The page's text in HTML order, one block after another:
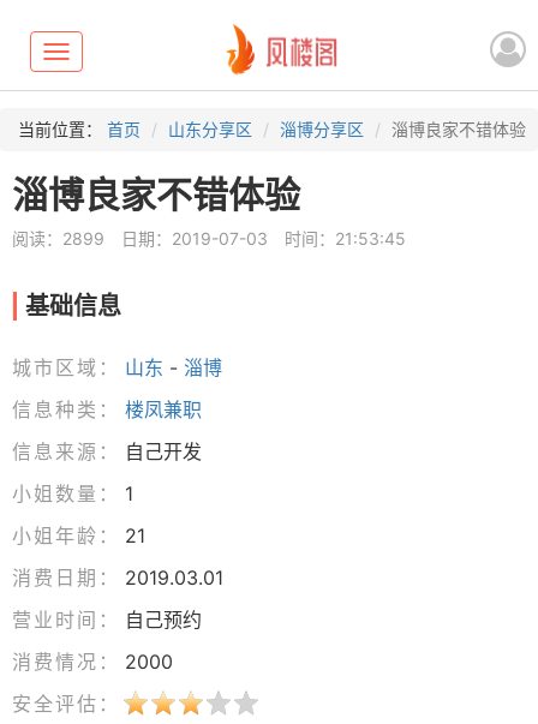
Toggle
navigation
当前位置： 首页 山东分享区 淄博分享区 淄博良家不错体验
淄博良家不错体验
阅读：2899 日期：2019-07-03 时间：21:53:45
基础信息
城市区域： 山东 - 淄博
信息种类：
楼凤兼职
信息来源：
自己开发
小姐数量：
1
小姐年龄：
21
消费日期：
2019.03.01
营业时间：
自己预约
消费情况：
2000
安全评估：